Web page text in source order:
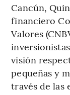
Cancún,
financiero
Valores
visión
pequeñas y
través de las